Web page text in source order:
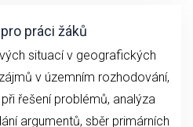
práci žáků
situací v geografických
v územním rozhodování,
řešení problémů, analýza
argumentů, sběr primárních